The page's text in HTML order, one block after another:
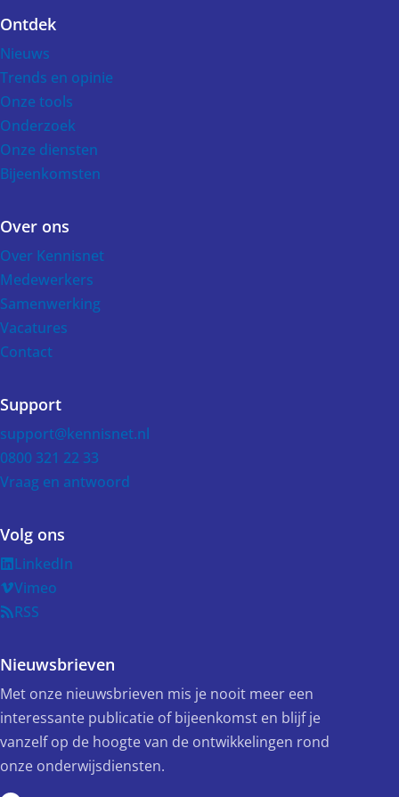
Voet
Ontdek
Nieuws
Trends en opinie
Onze tools
Onderzoek
Onze diensten
Bijeenkomsten
Over ons
Over Kennisnet
Medewerkers
Samenwerking
Vacatures
Contact
Support
support@kennisnet.nl
0800 321 22 33
Vraag en antwoord
Volg ons
LinkedIn
Vimeo
RSS
Nieuwsbrieven
Met onze nieuwsbrieven mis je nooit meer een
interessante publicatie of bijeenkomst en blijf je
vanzelf op de hoogte van de ontwikkelingen rond
onze onderwijsdiensten.